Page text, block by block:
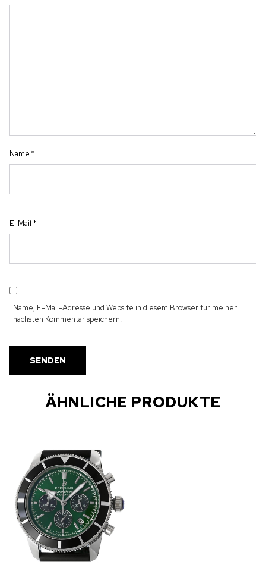
Name *
E-Mail *
Name, E-Mail-Adresse und Website in diesem Browser für meinen
nächsten Kommentar speichern.
ÄHNLICHE PRODUKTE